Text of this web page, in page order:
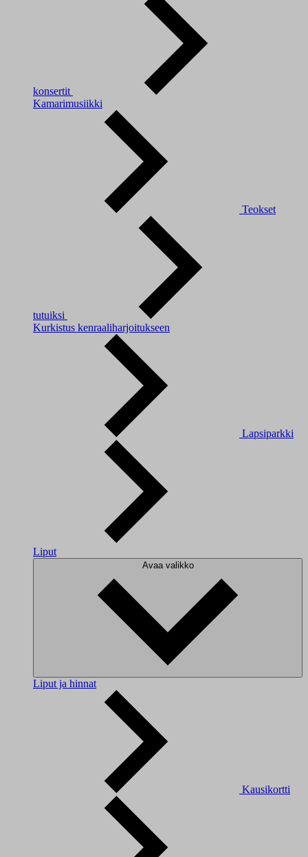
konsertit
Kamarimusiikki
Teokset
tutuiksi
Kurkistus kenraaliharjoitukseen
Lapsiparkki
Liput
Avaa valikko
Liput ja hinnat
Kausikortti